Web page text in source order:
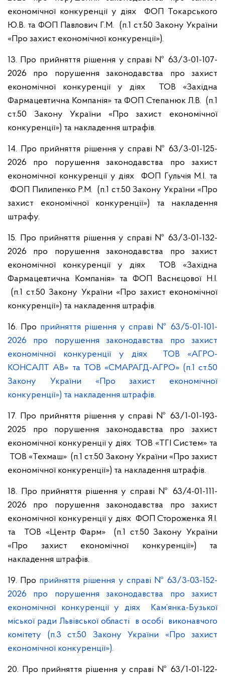
економічної конкуренції у діях ФОП Токарського
Ю.В. та ФОП Павлович Г.М. (п.1 ст.50 Закону України
«Про захист економічної конкуренції»).
13. Про прийняття рішення у справі № 63/3-01-107-
2026 про порушення законодавства про захист
економічної конкуренції у діях ТОВ «Західна
Фармацевтична Компанія» та ФОП Степанюк Л.В. (п.1
ст.50 Закону України «Про захист економічної
конкуренції») та накладення штрафів.
14. Про прийняття рішення у справі № 63/3-01-125-
2026 про порушення законодавства про захист
економічної конкуренції у діях ФОП Гульчія М.І. та
ФОП Пилипенко Р.М. (п.1 ст.50 Закону України «Про
захист економічної конкуренції») та накладення
штрафу.
15. Про прийняття рішення у справі № 63/3-01-132-
2026 про порушення законодавства про захист
економічної конкуренції у діях ТОВ «Західна
Фармацевтична Компанія» та ФОП Васнєцової Н.І.
(п.1 ст.50 Закону України «Про захист економічної
конкуренції») та накладення штрафів.
16. Про прийняття рішення у справі № 63/5-01-101-
2026 про порушення законодавства про захист
економічної конкуренції у діях ТОВ «АГРО-
КОНСАЛТ АВ» та ТОВ «СМАРАГД-АГРО» (п.1 ст.50
Закону України «Про захист економічної
конкуренції») та накладення штрафів.
17. Про прийняття рішення у справі № 63/1-01-193-
2025 про порушення законодавства про захист
економічної конкуренції у діях ТОВ «ТГІ Систем» та
ТОВ «Техмаш» (п.1 ст.50 Закону України «Про захист
економічної конкуренції») та накладення штрафів.
18. Про прийняття рішення у справі № 63/4-01-111-
2026 про порушення законодавства про захист
економічної конкуренції у діях ФОП Стороженка Я.І.
та ТОВ «Центр Фарм» (п.1 ст.50 Закону України
«Про захист економічної конкуренції») та
накладення штрафів.
19. Про прийняття рішення у справі № 63/3-03-152-
2026 про порушення законодавства про захист
економічної конкуренції у діях Кам’янка-Бузької
міської ради Львівської області в особі виконавчого
комітету (п.3 ст.50 Закону України «Про захист
економічної конкуренції»).
20. Про прийняття рішення у справі № 63/1-01-122-